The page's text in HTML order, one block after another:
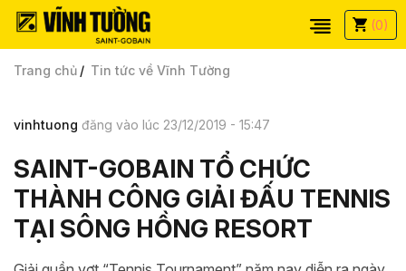
(0)
Trang chủ Tin tức về Vĩnh Tường
vinhtuong đăng vào lúc 23/12/2019 - 15:47
SAINT-GOBAIN TỔ CHỨC
THÀNH CÔNG GIẢI ĐẤU TENNIS
TẠI SÔNG HỒNG RESORT